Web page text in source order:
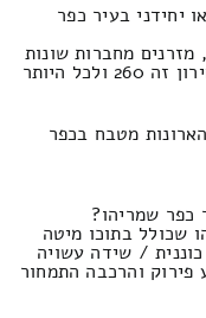
עבור 2 אנשים ו/או יחידני בעיר כפר
מחברות שונות
פלוס עבודת מעבירים בכפר שמריהו המחירון זה 260 ולכל היותר
מטבח בכפר
כפר שמריהו?
שכולל בתוכו מיטה
/ שידה עשויה
והרכבה התמחור